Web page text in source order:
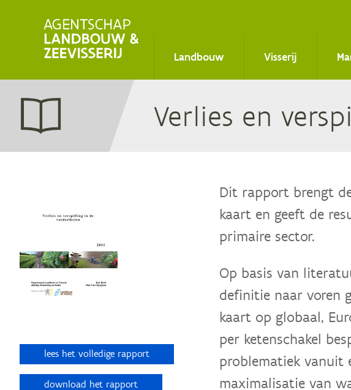
Main
navigation
Landbouw Visserij
Ver­lies en
lees het volledige rapport
download het rapport
Dit rapport brengt
kaart en geeft de
primaire sector.
Op basis van
definitie naar voren
kaart op globaal,
per ketenschakel
problematiek vanuit
maximalisatie van